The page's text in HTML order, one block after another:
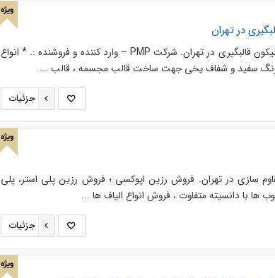
ویژه
در تهران
فروش سیلیکون بهداشتی ، خوراکی ،پزشکی و سیلیکون قالبگیری در تهران. شرکت PMP – وارد کننده و فروشنده :. * انواع
جزئیات
ویژه
سازی در تهران. فروش رزین اپوکسی ؛ فروش رزین پلی استر، پلی
ها با دانسیته متفاوت ، فروش انواع الیاف ها ...
جزئیات
ویژه